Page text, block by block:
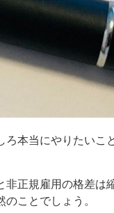
本当にやりたいこ
正規雇用の格差は
ことでしょう。